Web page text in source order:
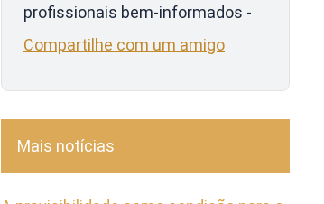
profissionais bem-informados -
Compartilhe com um amigo
Mais notícias